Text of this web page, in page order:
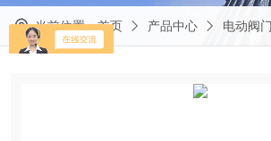
当前位置：首页 产品中心 电动阀门